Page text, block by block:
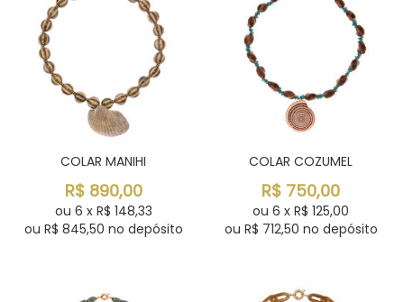
COLAR MANIHI
R$ 890,00
ou 6 x R$ 148,33
ou R$ 845,50 no depósito
COLAR COZUMEL
R$ 750,00
ou 6 x R$ 125,00
ou R$ 712,50 no depósito